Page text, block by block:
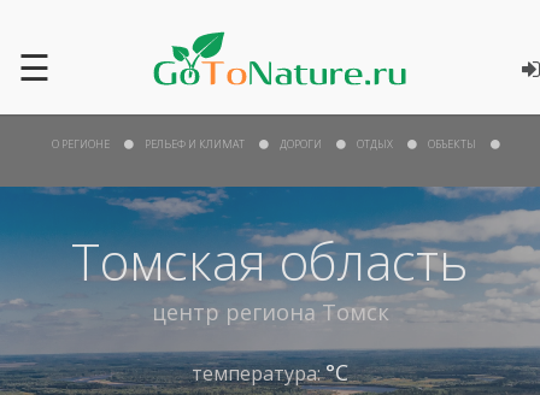
☰
Томская область
центр региона Томск
температура:°С
О РЕГИОНЕ РЕЛЬЕФ И КЛИМАТ ДОРОГИ ОТДЫХ ОБЪЕКТЫ